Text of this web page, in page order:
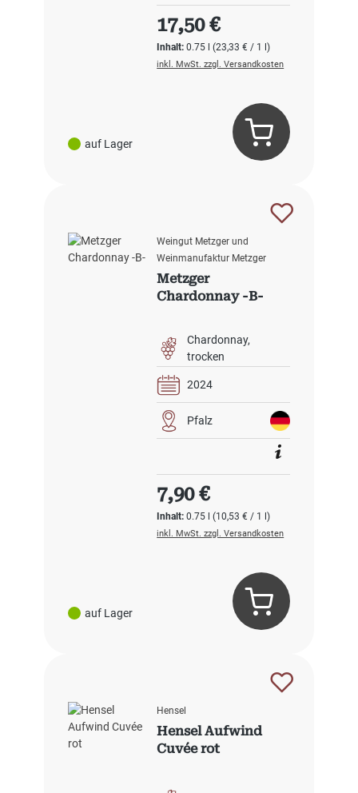
auf Lager
Inhalt:0.75 l(23,33 € / 1 l)
Regulärer Preis:
17,50 €
inkl. MwSt. zzgl. Versandkosten
auf Lager
Weingut Metzger und
Weinmanufaktur Metzger
Metzger
Chardonnay -B-
Chardonnay
trocken
2024
Pfalz
Inhalt:0.75 l(10,53 € / 1 l)
Regulärer Preis:
7,90 €
inkl. MwSt. zzgl. Versandkosten
Hensel
Hensel Aufwind
Cuvée rot